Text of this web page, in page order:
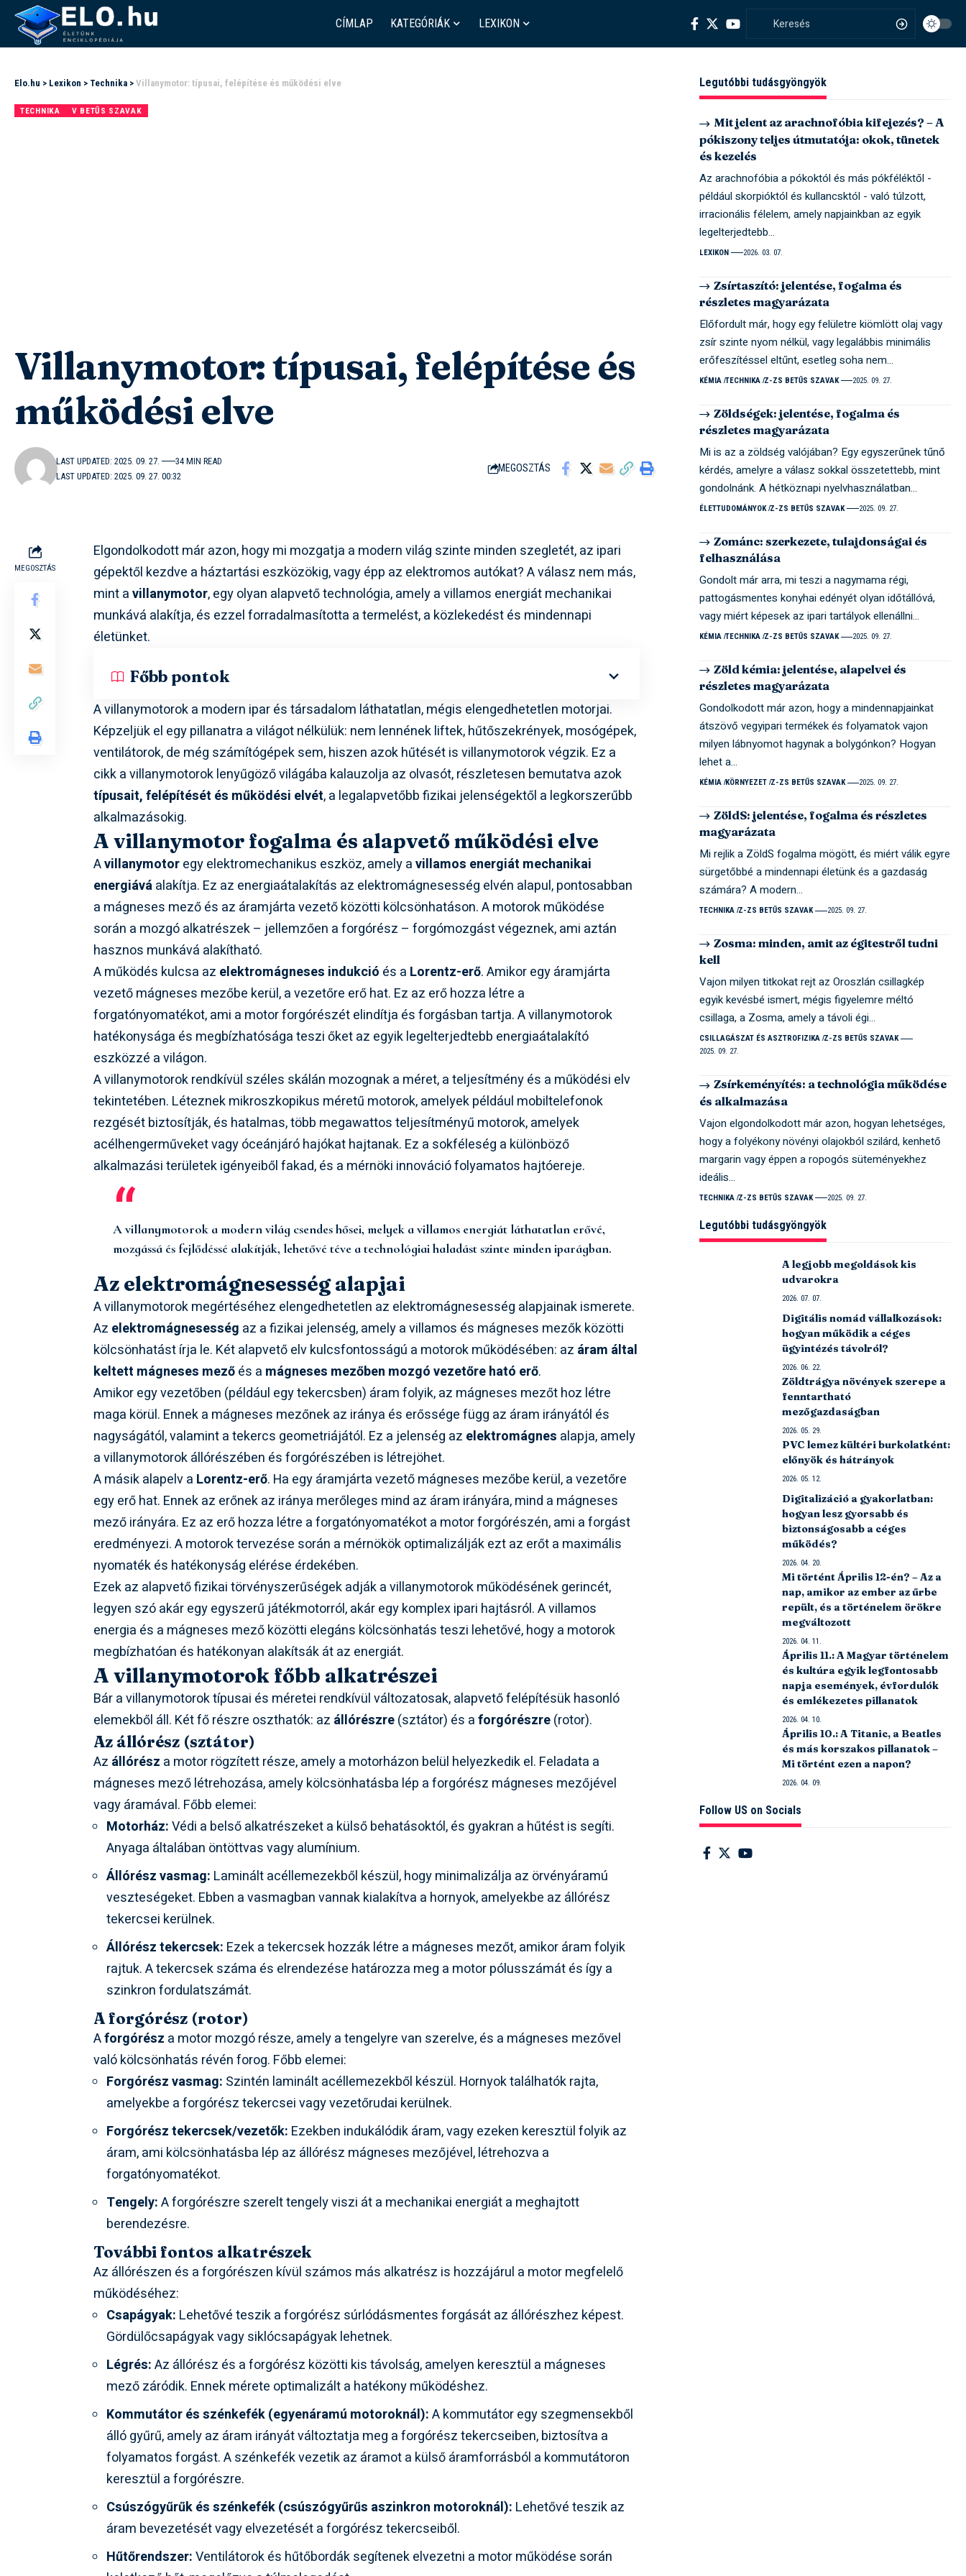
CÍMLAP KATEGÓRIÁK LEXIKON
Elo.hu > Lexikon > Technika > Villanymotor: típusai, felépítése és működési elve
TECHNIKA V BETŰS SZAVAK
Villanymotor: típusai, felépítése és
működési elve
LAST UPDATED: 2025. 09. 27. 00:32
LAST UPDATED: 2025. 09. 27. 34 MIN READ
MEGOSZTÁS
MEGOSZTÁS
Elgondolkodott már azon, hogy mi mozgatja a modern világ szinte minden szegletét, az ipari
gépektől kezdve a háztartási eszközökig, vagy épp az elektromos autókat? A válasz nem más,
mint avillanymotor, egy olyan alapvető technológia, amely a villamos energiát mechanikai
munkává alakítja, és ezzel forradalmasította a termelést, a közlekedést és mindennapi
életünket.
Főbb pontok
A villanymotorok a modern ipar és társadalom láthatatlan, mégis elengedhetetlen motorjai.
Képzeljük el egy pillanatra a világot nélkülük: nem lennének liftek, hűtőszekrények, mosógépek,
ventilátorok, de még számítógépek sem, hiszen azok hűtését is villanymotorok végzik. Ez a
cikk a villanymotorok lenyűgöző világába kalauzolja az olvasót, részletesen bemutatva azok
típusait, felépítését és működési elvét, a legalapvetőbb fizikai jelenségektől a legkorszerűbb
alkalmazásokig.
A villanymotor fogalma és alapvető működési elve
Avillanymotoregy elektromechanikus eszköz, amely avillamos energiát mechanikai
energiáváalakítja. Ez az energiaátalakítás az elektromágnesesség elvén alapul, pontosabban
a mágneses mező és az áramjárta vezető közötti kölcsönhatáson. A motorok működése
során a mozgó alkatrészek – jellemzően a forgórész – forgómozgást végeznek, ami aztán
hasznos munkává alakítható.
A működés kulcsa az elektromágneses indukció és a Lorentz-erő. Amikor egy áramjárta
vezető mágneses mezőbe kerül, a vezetőre erő hat. Ez az erő hozza létre a
forgatónyomatékot, ami a motor forgórészét elindítja és forgásban tartja. A villanymotorok
hatékonysága és megbízhatósága teszi őket az egyik legelterjedtebb energiaátalakító
eszközzé a világon.
A villanymotorok rendkívül széles skálán mozognak a méret, a teljesítmény és a működési elv
tekintetében. Léteznek mikroszkopikus méretű motorok, amelyek például mobiltelefonok
rezgését biztosítják, és hatalmas, több megawattos teljesítményű motorok, amelyek
acélhengerműveket vagy óceánjáró hajókat hajtanak. Ez a sokféleség a különböző
alkalmazási területek igényeiből fakad, és a mérnöki innováció folyamatos hajtóereje.
A villanymotorok a modern világ csendes hősei, melyek a villamos energiát láthatatlan erővé,
mozgássá és fejlődéssé alakítják, lehetővé téve a technológiai haladást szinte minden iparágban.
Az elektromágnesesség alapjai
A villanymotorok megértéséhez elengedhetetlen az elektromágnesesség alapjainak ismerete.
Az elektromágnesesség az a fizikai jelenség, amely a villamos és mágneses mezők közötti
kölcsönhatást írja le. Két alapvető elv kulcsfontosságú a motorok működésében: az áram által
keltett mágneses mezőés a mágneses mezőben mozgó vezetőre ható erő.
Amikor egy vezetőben (például egy tekercsben) áram folyik, az mágneses mezőt hoz létre
maga körül. Ennek a mágneses mezőnek az iránya és erőssége függ az áram irányától és
nagyságától, valamint a tekercs geometriájától. Ez a jelenség az elektromágnes alapja, amely
a villanymotorok állórészében és forgórészében is létrejöhet.
A másik alapelv a Lorentz-erő. Ha egy áramjárta vezető mágneses mezőbe kerül, a vezetőre
egy erő hat. Ennek az erőnek az iránya merőleges mind az áram irányára, mind a mágneses
mező irányára. Ez az erő hozza létre a forgatónyomatékot a motor forgórészén, ami a forgást
eredményezi. A motorok tervezése során a mérnökök optimalizálják ezt az erőt a maximális
nyomaték és hatékonyság elérése érdekében.
Ezek az alapvető fizikai törvényszerűségek adják a villanymotorok működésének gerincét,
legyen szó akár egy egyszerű játékmotorról, akár egy komplex ipari hajtásról. A villamos
energia és a mágneses mező közötti elegáns kölcsönhatás teszi lehetővé, hogy a motorok
megbízhatóan és hatékonyan alakítsák át az energiát.
A villanymotorok főbb alkatrészei
Bár a villanymotorok típusai és méretei rendkívül változatosak, alapvető felépítésük hasonló
elemekből áll. Két fő részre oszthatók: az állórészre(sztátor) és aforgórészre(rotor).
Az állórész (sztátor)
Az állórész a motor rögzített része, amely a motorházon belül helyezkedik el. Feladata a
mágneses mező létrehozása, amely kölcsönhatásba lép a forgórész mágneses mezőjével
vagy áramával. Főbb elemei:
Motorház:Védi a belső alkatrészeket a külső behatásoktól, és gyakran a hűtést is segíti.
Anyaga általában öntöttvas vagy alumínium.
Állórész vasmag: Laminált acéllemezekből készül, hogy minimalizálja az örvényáramú
veszteségeket. Ebben a vasmagban vannak kialakítva a hornyok, amelyekbe az állórész
tekercsei kerülnek.
Állórész tekercsek: Ezek a tekercsek hozzák létre a mágneses mezőt, amikor áram folyik
rajtuk. A tekercsek száma és elrendezése határozza meg a motor pólusszámát és így a
szinkron fordulatszámát.
A forgórész (rotor)
Aforgórész a motor mozgó része, amely a tengelyre van szerelve, és a mágneses mezővel
való kölcsönhatás révén forog. Főbb elemei:
Forgórész vasmag: Szintén laminált acéllemezekből készül. Hornyok találhatók rajta,
amelyekbe a forgórész tekercsei vagy vezetőrudai kerülnek.
Forgórész tekercsek/vezetők: Ezekben indukálódik áram, vagy ezeken keresztül folyik az
áram, ami kölcsönhatásba lép az állórész mágneses mezőjével, létrehozva a
forgatónyomatékot.
Tengely:A forgórészre szerelt tengely viszi át a mechanikai energiát a meghajtott
berendezésre.
További fontos alkatrészek
Az állórészen és a forgórészen kívül számos más alkatrész is hozzájárul a motor megfelelő
működéséhez:
Csapágyak: Lehetővé teszik a forgórész súrlódásmentes forgását az állórészhez képest.
Gördülőcsapágyak vagy siklócsapágyak lehetnek.
Légrés:Az állórész és a forgórész közötti kis távolság, amelyen keresztül a mágneses
mező záródik. Ennek mérete optimalizált a hatékony működéshez.
Kommutátor és szénkefék (egyenáramú motoroknál):A kommutátor egy szegmensekből
álló gyűrű, amely az áram irányát változtatja meg a forgórész tekercseiben, biztosítva a
folyamatos forgást. A szénkefék vezetik az áramot a külső áramforrásból a kommutátoron
keresztül a forgórészre.
Csúszógyűrűk és szénkefék (csúszógyűrűs aszinkron motoroknál): Lehetővé teszik az
áram bevezetését vagy elvezetését a forgórész tekercseiből.
Hűtőrendszer:Ventilátorok és hűtőbordák segítenek elvezetni a motor működése során
Legutóbbi tudásgyöngyök
Mit jelent az arachnofóbia kifejezés? – A
pókiszony teljes útmutatója: okok, tünetek
és kezelés
Az arachnofóbia a pókoktól és más pókféléktől -
például skorpióktól és kullancsktól - való túlzott,
irracionális félelem, amely napjainkban az egyik
legelterjedtebb…
LEXIKON 2026. 03. 07.
Zsírtaszító: jelentése, fogalma és
részletes magyarázata
Előfordult már, hogy egy felületre kiömlött olaj vagy
zsír szinte nyom nélkül, vagy legalábbis minimális
erőfeszítéssel eltűnt, esetleg soha nem…
KÉMIA TECHNIKA Z-ZS BETŰS SZAVAK 2025. 09. 27.
Zöldségek: jelentése, fogalma és
részletes magyarázata
Mi is az a zöldség valójában? Egy egyszerűnek tűnő
kérdés, amelyre a válasz sokkal összetettebb, mint
gondolnánk. A hétköznapi nyelvhasználatban…
ÉLETTUDOMÁNYOK Z-ZS BETŰS SZAVAK 2025. 09. 27.
Zománc: szerkezete, tulajdonságai és
felhasználása
Gondolt már arra, mi teszi a nagymama régi,
pattogásmentes konyhai edényét olyan időtállóvá,
vagy miért képesek az ipari tartályok ellenállni…
KÉMIA TECHNIKA Z-ZS BETŰS SZAVAK 2025. 09. 27.
Zöld kémia: jelentése, alapelvei és
részletes magyarázata
Gondolkodott már azon, hogy a mindennapjainkat
átszövő vegyipari termékek és folyamatok vajon
milyen lábnyomot hagynak a bolygónkon? Hogyan
lehet a…
KÉMIA KÖRNYEZET Z-ZS BETŰS SZAVAK 2025. 09. 27.
ZöldS: jelentése, fogalma és részletes
magyarázata
Mi rejlik a ZöldS fogalma mögött, és miért válik egyre
sürgetőbbé a mindennapi életünk és a gazdaság
számára? A modern…
TECHNIKA Z-ZS BETŰS SZAVAK 2025. 09. 27.
Zosma: minden, amit az égitestről tudni
kell
Vajon milyen titkokat rejt az Oroszlán csillagkép
egyik kevésbé ismert, mégis figyelemre méltó
csillaga, a Zosma, amely a távoli égi…
CSILLAGÁSZAT ÉS ASZTROFIZIKA Z-ZS BETŰS SZAVAK
2025. 09. 27.
Zsírkeményítés: a technológia működése
és alkalmazása
Vajon elgondolkodott már azon, hogyan lehetséges,
hogy a folyékony növényi olajokból szilárd, kenhető
margarin vagy éppen a ropogós süteményekhez
ideális…
TECHNIKA Z-ZS BETŰS SZAVAK 2025. 09. 27.
Legutóbbi tudásgyöngyök
A legjobb megoldások kis
udvarokra
2026. 07. 07.
Digitális nomád vállalkozások:
hogyan működik a céges
ügyintézés távolról?
2026. 06. 22.
Zöldtrágya növények szerepe a
fenntartható
mezőgazdaságban
2026. 05. 29.
PVC lemez kültéri burkolatként:
előnyök és hátrányok
2026. 05. 12.
Digitalizáció a gyakorlatban:
hogyan lesz gyorsabb és
biztonságosabb a céges
működés?
2026. 04. 20.
Mi történt Április 12-én? – Az a
nap, amikor az ember az űrbe
repült, és a történelem örökre
megváltozott
2026. 04. 11.
Április 11.: A Magyar történelem
és kultúra egyik legfontosabb
napja események, évfordulók
és emlékezetes pillanatok
2026. 04. 10.
Április 10.: A Titanic, a Beatles
és más korszakos pillanatok –
Mi történt ezen a napon?
2026. 04. 09.
Follow US on Socials